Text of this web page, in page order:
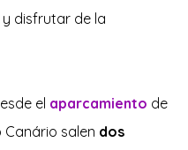
disfrutar de la
el aparcamiento de
salen dos